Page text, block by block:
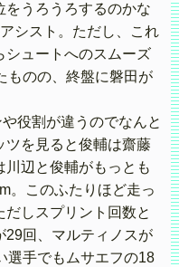
をうろうろするのかな
シスト。ただし、これ
シュートへのスムーズ
ものの、終盤に磐田が
役割が違うのでなんと
を見ると俊輔は齋藤
川辺と俊輔がもっとも
。このふたりほど走っ
しスプリント回数と
29回、マルティノスが
選手でもムサエフの18